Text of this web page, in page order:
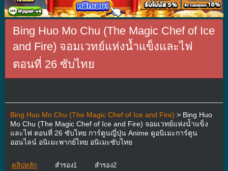
Bing Huo Mo Chu (The Magic Chef of Ice
and Fire) จอมเวทย์แห่งน้ำแข็งและไฟ
ตอนที่ 26 ซับไทย
Bing Huo Mo Chu (The Magic Chef of Ice and Fire) > Bing Huo
Mo Chu (The Magic Chef of Ice and Fire) จอมเวทย์แห่งน้ำแข็ง
และไฟ ตอนที่ 26 ซับไทย การ์ตูนญี่ปุ่น Anime ดูอนิเมะการ์ตูน
ออนไลน์ อนิเมะพากย์ไทย อนิเมะซับไทย
คลิปหลัก สำรอง1 สำรอง2